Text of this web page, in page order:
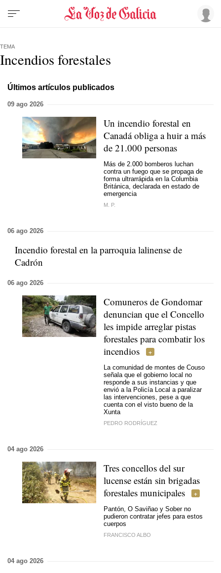
TEMA
Incendios forestales
Últimos artículos publicados
09 ago 2026
Un incendio forestal en
Canadá obliga a huir a más
de 21.000 personas
Más de 2.000 bomberos luchan
contra un fuego que se propaga de
forma ultrarrápida en la Columbia
Británica, declarada en estado de
emergencia
M. P.
06 ago 2026
Incendio forestal en la parroquia lalinense de
Cadrón
06 ago 2026
Comuneros de Gondomar
denuncian que el Concello
les impide arreglar pistas
forestales para combatir los
incendios
La comunidad de montes de Couso
señala que el gobierno local no
responde a sus instancias y que
envió a la Policía Local a paralizar
las intervenciones, pese a que
cuenta con el visto bueno de la
Xunta
PEDRO RODRÍGUEZ
04 ago 2026
Tres concellos del sur
lucense están sin brigadas
forestales municipales
Pantón, O Saviñao y Sober no
pudieron contratar jefes para estos
cuerpos
FRANCISCO ALBO
04 ago 2026